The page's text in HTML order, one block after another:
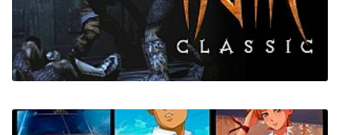
Digimon Story Cyber Sleuth: Complete Edition